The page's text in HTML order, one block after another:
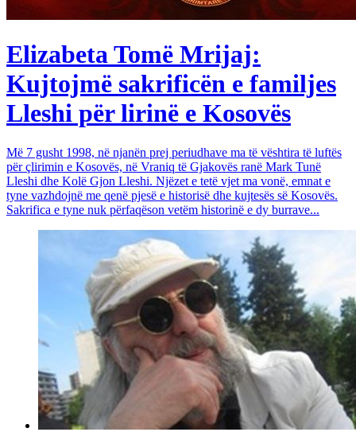
Elizabeta Tomë Mrijaj:
Kujtojmë sakrificën e familjes
Lleshi për lirinë e Kosovës
Më 7 gusht 1998, në njanën prej periudhave ma të vështira të luftës
për çlirimin e Kosovës, në Vraniq të Gjakovës ranë Mark Tunë
Lleshi dhe Kolë Gjon Lleshi. Njëzet e tetë vjet ma vonë, emnat e
tyne vazhdojnë me qenë pjesë e historisë dhe kujtesës së Kosovës.
Sakrifica e tyne nuk përfaqëson vetëm historinë e dy burrave...